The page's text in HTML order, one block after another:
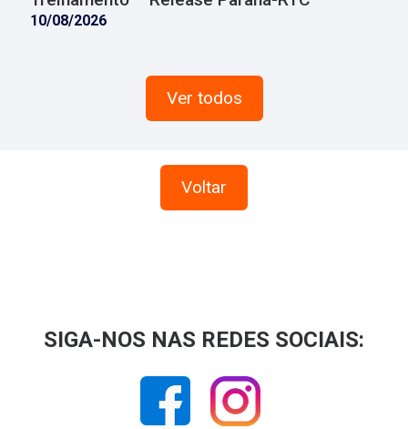
10/08/2026
Ver todos
Voltar
SIGA-NOS NAS REDES SOCIAIS: